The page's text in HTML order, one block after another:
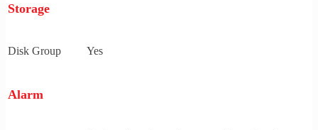
Storage
Disk Group Yes
Alarm